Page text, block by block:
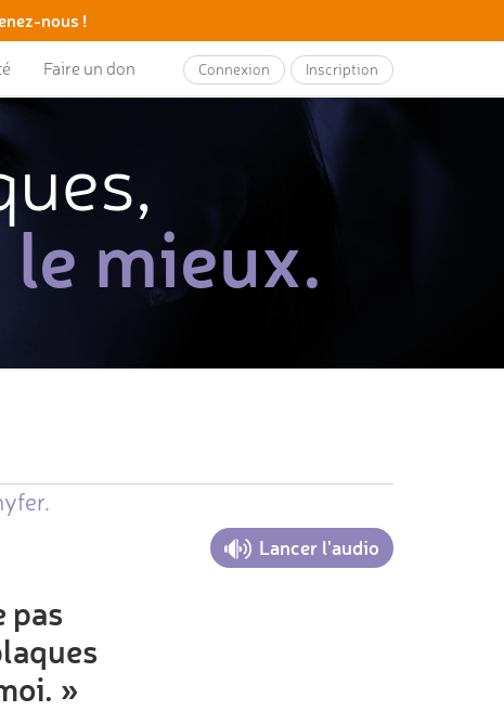
nous !
Faire un don Connexion Inscription
mieux.
Lancer l'audio
pas
»